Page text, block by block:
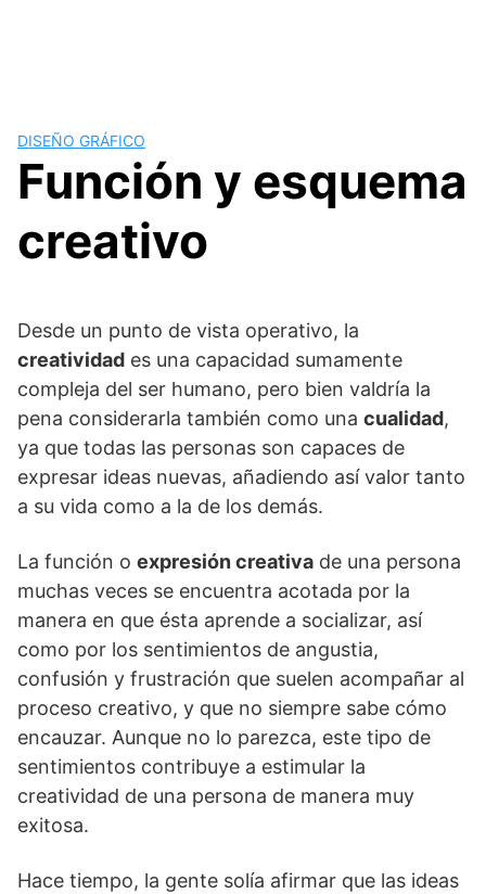
DISEÑO GRÁFICO
Función y esquema
creativo
Desde un punto de vista operativo, la
creatividad es una capacidad sumamente
compleja del ser humano, pero bien valdría la
pena considerarla también como una cualidad,
ya que todas las personas son capaces de
expresar ideas nuevas, añadiendo así valor tanto
a su vida como a la de los demás.
La función o expresión creativa de una persona
muchas veces se encuentra acotada por la
manera en que ésta aprende a socializar, así
como por los sentimientos de angustia,
confusión y frustración que suelen acompañar al
proceso creativo, y que no siempre sabe cómo
encauzar. Aunque no lo parezca, este tipo de
sentimientos contribuye a estimular la
creatividad de una persona de manera muy
exitosa.
Hace tiempo, la gente solía afirmar que las ideas